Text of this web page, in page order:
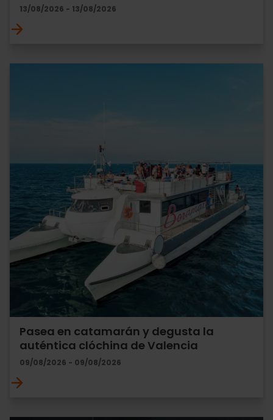
13/08/2026 - 13/08/2026
Pasea en catamarán y degusta la
auténtica clóchina de Valencia
09/08/2026 - 09/08/2026